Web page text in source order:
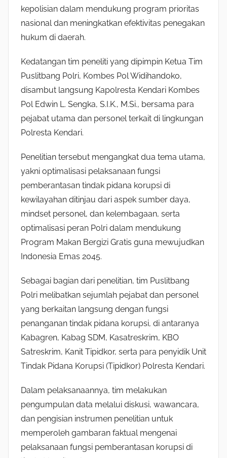
kepolisian dalam mendukung program prioritas
nasional dan meningkatkan efektivitas penegakan
hukum di daerah.
Kedatangan tim peneliti yang dipimpin Ketua Tim
Puslitbang Polri, Kombes Pol Widihandoko,
disambut langsung Kapolresta Kendari Kombes
Pol Edwin L. Sengka, S.I.K., M.Si., bersama para
pejabat utama dan personel terkait di lingkungan
Polresta Kendari.
Penelitian tersebut mengangkat dua tema utama,
yakni optimalisasi pelaksanaan fungsi
pemberantasan tindak pidana korupsi di
kewilayahan ditinjau dari aspek sumber daya,
mindset personel, dan kelembagaan, serta
optimalisasi peran Polri dalam mendukung
Program Makan Bergizi Gratis guna mewujudkan
Indonesia Emas 2045.
Sebagai bagian dari penelitian, tim Puslitbang
Polri melibatkan sejumlah pejabat dan personel
yang berkaitan langsung dengan fungsi
penanganan tindak pidana korupsi, di antaranya
Kabagren, Kabag SDM, Kasatreskrim, KBO
Satreskrim, Kanit Tipidkor, serta para penyidik Unit
Tindak Pidana Korupsi (Tipidkor) Polresta Kendari.
Dalam pelaksanaannya, tim melakukan
pengumpulan data melalui diskusi, wawancara,
dan pengisian instrumen penelitian untuk
memperoleh gambaran faktual mengenai
pelaksanaan fungsi pemberantasan korupsi di